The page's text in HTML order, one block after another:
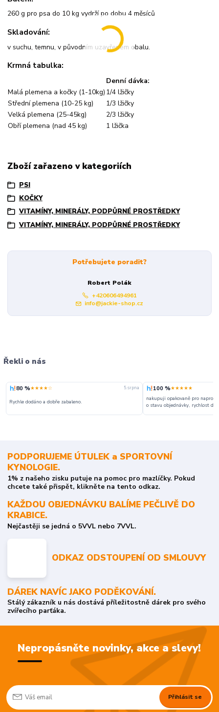
260 g pro psa do 10 kg vydrží po dobu 4 měsíců
Skladování:
v suchu, temnu, v původním uzavřeném obalu.
Krmná tabulka:
Denní dávka:
Malá plemena a kočky (1-10kg) 1/4 lžičky
Střední plemena (10-25 kg)
1/3 lžičky
Velká plemena (25-45kg)
2/3 lžičky
Obří plemena (nad 45 kg)
1 lžička
Zboží zařazeno v kategoriích
PSI
KOČKY
VITAMÍNY, MINERÁLY, PODPŮRNÉ PROSTŘEDKY
VITAMÍNY, MINERÁLY, PODPŮRNÉ PROSTŘEDKY
Potřebujete poradit?
Robert Polák
+420606494961
info@jackie-shop.cz
Řekli o nás
80 %★★★★☆ 5. srpna
Rychle dodáno a dobře zabaleno.
100 %★★★★★
nakupuji opakovaně pro
o stavu objednávky, rychlost
PODPORUJEME ÚTULEK a SPORTOVNÍ
KYNOLOGIE.
1% z našeho zisku putuje na pomoc pro mazlíčky. Pokud
chcete také přispět, klikněte na tento odkaz.
KAŽDOU OBJEDNÁVKU BALÍME PEČLIVĚ DO
KRABICE.
Nejčastěji se jedná o 5VVL nebo 7VVL.
ODKAZ ODSTOUPENÍ OD SMLOUVY
DÁREK NAVÍC JAKO PODĚKOVÁNÍ.
Stálý zákazník u nás dostává příležitostně dárek pro svého
zvířecího parťáka.
Nepropásněte novinky, akce a slevy!
Přihlásit se